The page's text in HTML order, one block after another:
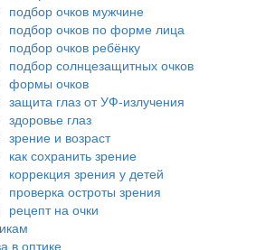
подбор очков мужчине
подбор очков по форме лица
подбор очков ребёнку
подбор солнцезащитных очков
формы очков
защита глаз от УФ-излучения
здоровье глаз
зрение и возраст
как сохранить зрение
коррекция зрения у детей
проверка остроты зрения
рецепт на очки
в оптике